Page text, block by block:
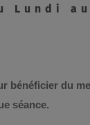
Lundi
bénéficier du
séance.